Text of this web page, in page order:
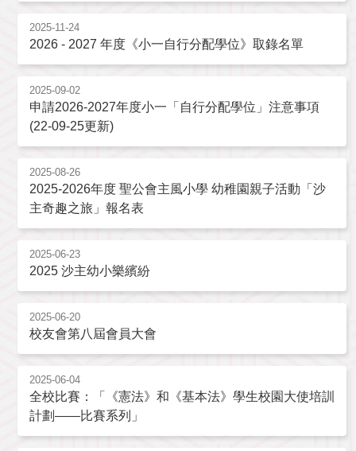
2025-11-24
2026 - 2027 年度《小一自行分配學位》取錄名單
2025-09-02
申請2026-2027年度小一「自行分配學位」注意事項
(22-09-25更新)
2025-08-26
2025-2026年度 聖公會主風小學 幼稚園親子活動「沙
主奇趣之旅」報名表
2025-06-23
2025 沙主幼小樂繽紛
2025-06-20
校友會第八屆會員大會
2025-06-04
全校比賽：「《憲法》和《基本法》學生校園大使培訓
計劃——比賽系列」